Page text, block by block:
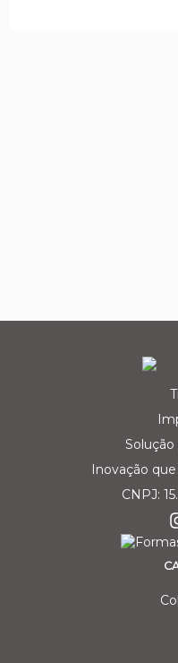
Solução
Inovação
CNPJ: